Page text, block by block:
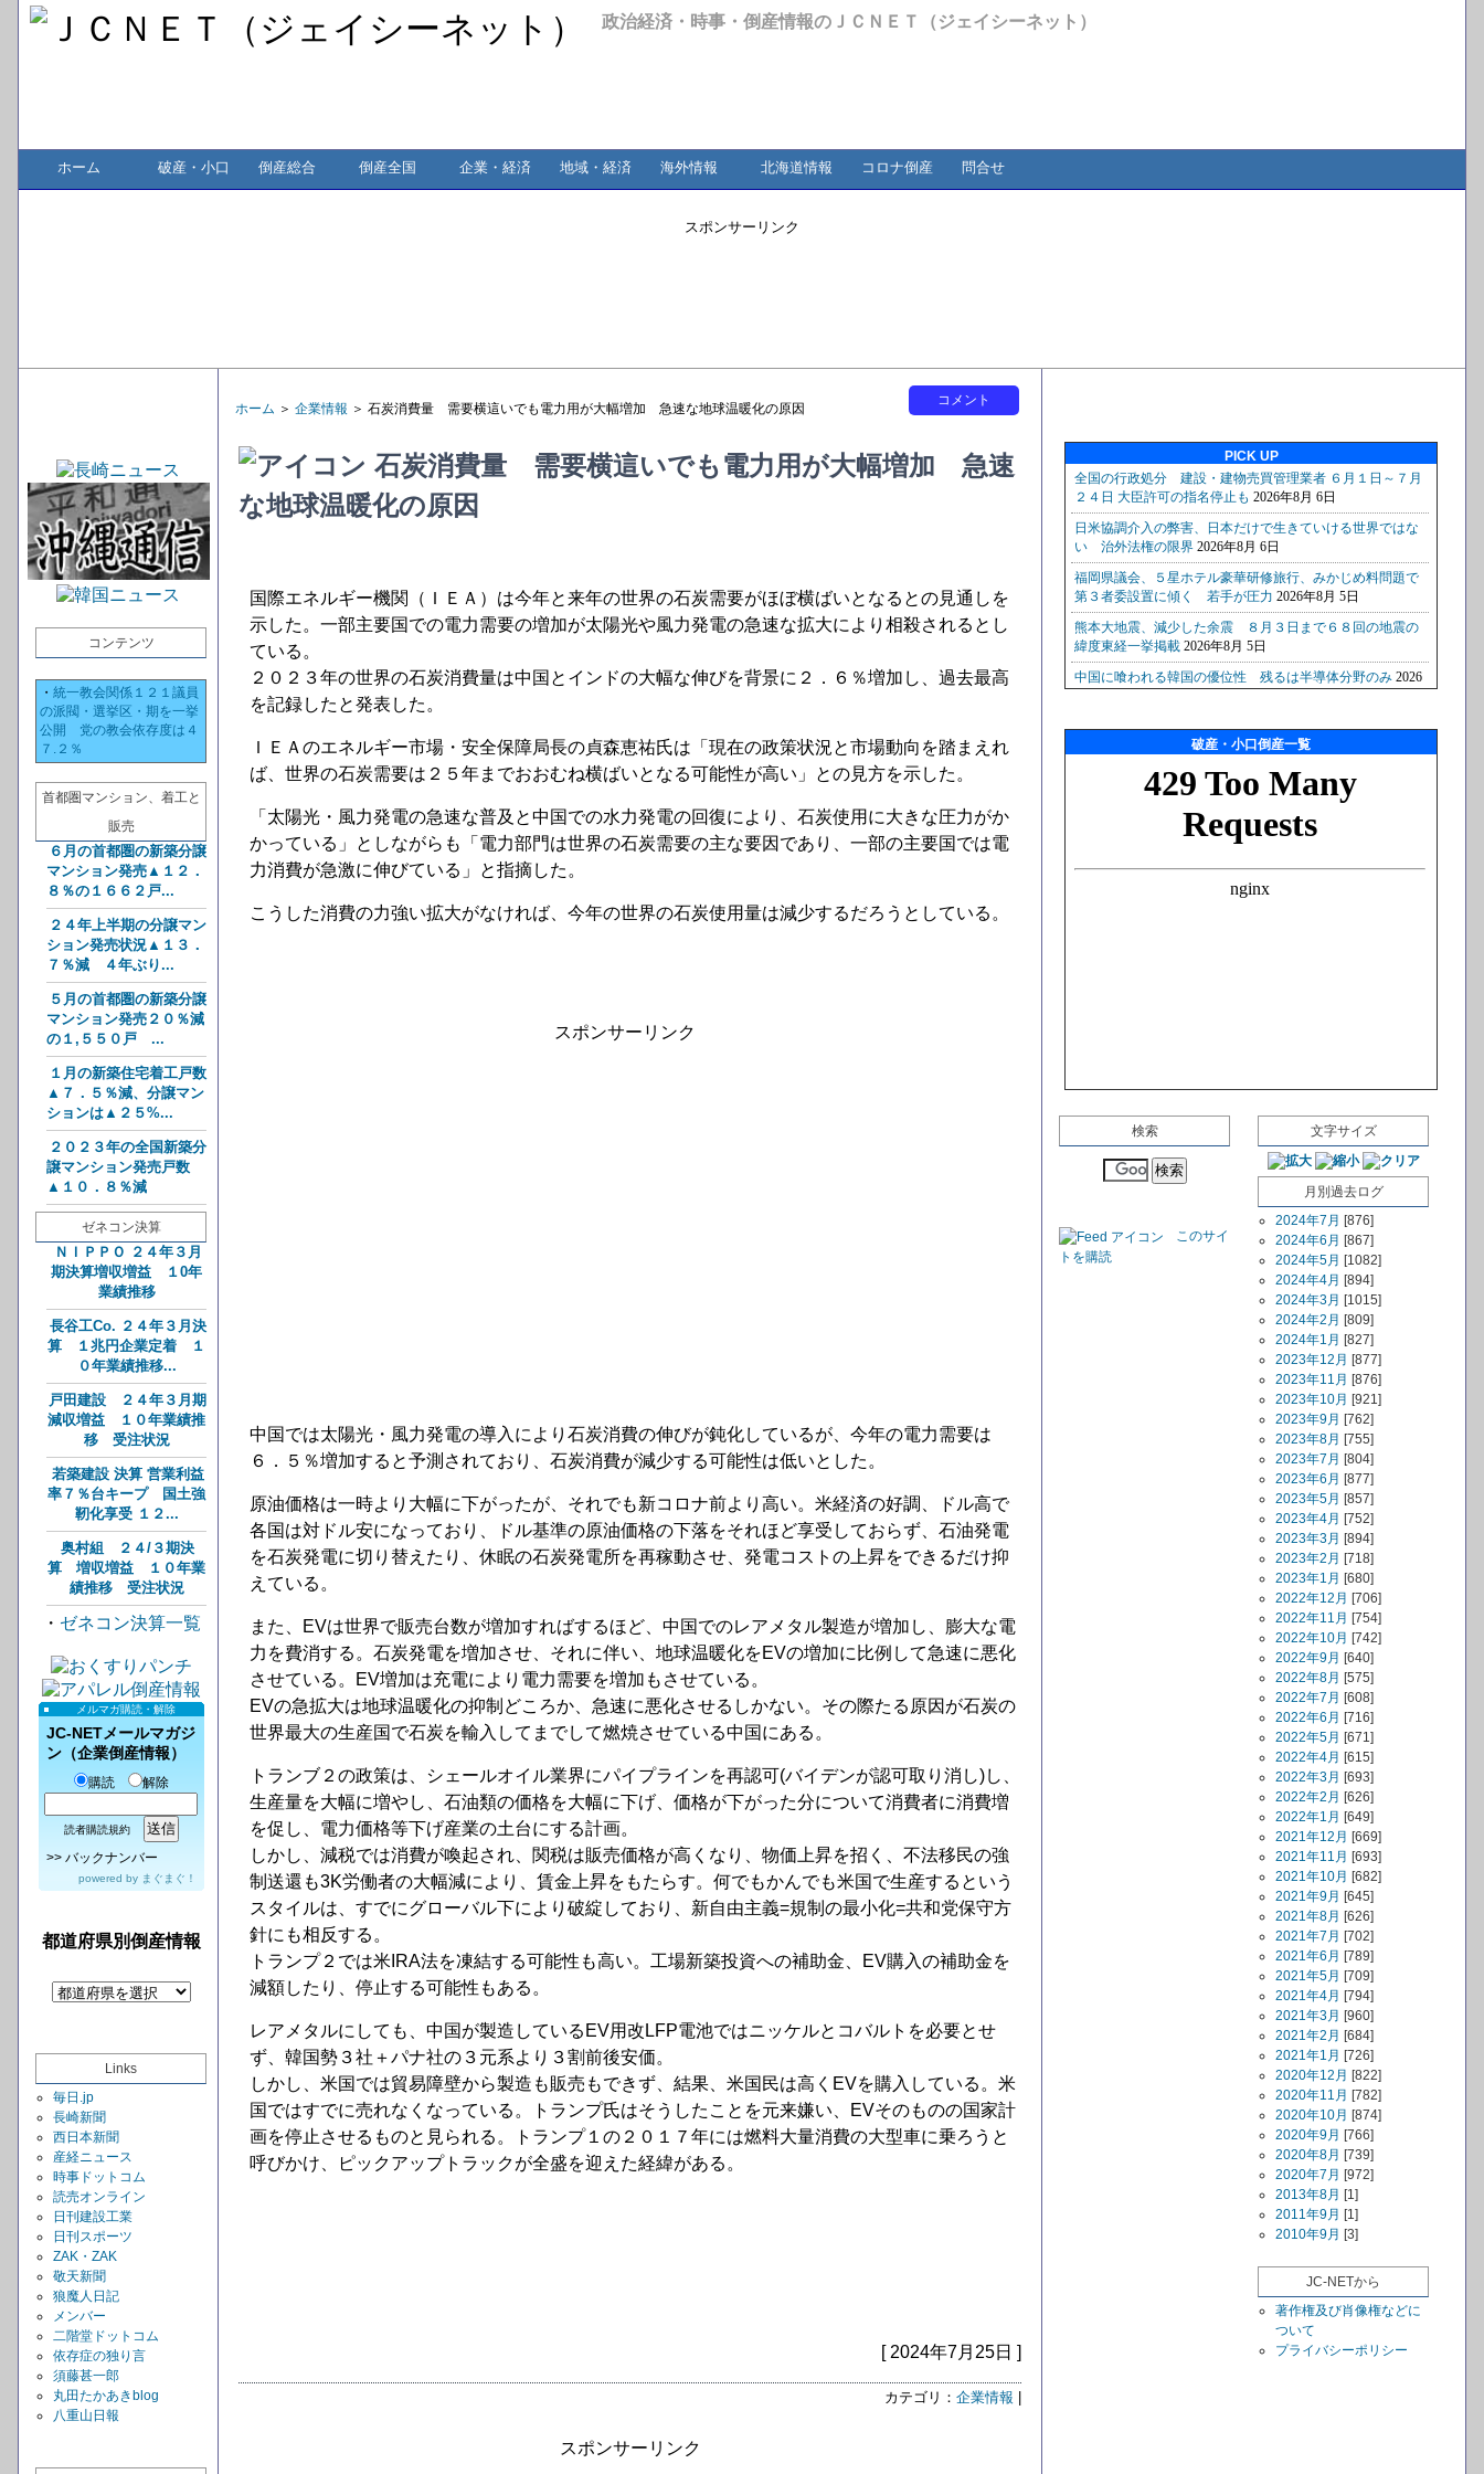
政治経済・時事・倒産情報のＪＣＮＥＴ（ジェイシーネット）
ホーム 破産・小口 倒産総合 倒産全国 企業・経済 地域・経済 海外情報 北海道情報 コロナ倒産 問合せ
スポンサーリンク
コンテンツ
・ 統一教会関係１２１議員
の派閥・選挙区・期を一挙
公開 党の教会依存度は４
７.２％
首都圏マンション、着工と
販売
６月の首都圏の新築分譲
マンション発売▲１２．
８％の１６６２戸...
２４年上半期の分譲マン
ション発売状況▲１３．
７％減 ４年ぶり...
５月の首都圏の新築分譲
マンション発売２０％減
の１,５５０戸 ...
１月の新築住宅着工戸数
▲７．５％減、分譲マン
ションは▲２５%...
２０２３年の全国新築分
譲マンション発売戸数
▲１０．８％減
ゼネコン決算
ＮＩＰＰＯ ２４年３月
期決算増収増益 １0年
業績推移
長谷工Co. ２４年３月決
算 １兆円企業定着 １
０年業績推移...
戸田建設 ２４年３月期
減収増益 １０年業績推
移 受注状況
若築建設 決算 営業利益
率７％台キープ 国土強
靭化享受 １２...
奥村組 ２４/３期決
算 増収増益 １０年業
績推移 受注状況
・ ゼネコン決算一覧
メルマガ購読・解除
JC-NETメールマガジ
ン（企業倒産情報）
購読 解除
読者購読規約
>> バックナンバー
powered by まぐまぐ！
都道府県別倒産情報
Links
毎日.jp
長崎新聞
西日本新聞
産経ニュース
時事ドットコム
読売オンライン
日刊建設工業
日刊スポーツ
ZAK・ZAK
敬天新聞
狼魔人日記
メンバー
二階堂ドットコム
依存症の独り言
須藤甚一郎
丸田たかあきblog
八重山日報
コメント
ホーム ＞ 企業情報 ＞ 石炭消費量 需要横這いでも電力用が大幅増加 急速な地球温暖化の原因
石炭消費量 需要横這いでも電力用が大幅増加 急速
な地球温暖化の原因
国際エネルギー機関（ＩＥＡ）は今年と来年の世界の石炭需要がほぼ横ばいとなるとの見通しを
示した。一部主要国での電力需要の増加が太陽光や風力発電の急速な拡大により相殺されるとし
ている。
２０２３年の世界の石炭消費量は中国とインドの大幅な伸びを背景に２．６％増加し、過去最高
を記録したと発表した。
ＩＥＡのエネルギー市場・安全保障局長の貞森恵祐氏は「現在の政策状況と市場動向を踏まえれ
ば、世界の石炭需要は２５年までおおむね横ばいとなる可能性が高い」との見方を示した。
「太陽光・風力発電の急速な普及と中国での水力発電の回復により、石炭使用に大きな圧力がか
かっている」としながらも「電力部門は世界の石炭需要の主な要因であり、一部の主要国では電
力消費が急激に伸びている」と指摘した。
こうした消費の力強い拡大がなければ、今年の世界の石炭使用量は減少するだろうとしている。
スポンサーリンク
中国では太陽光・風力発電の導入により石炭消費の伸びが鈍化しているが、今年の電力需要は
６．５％増加すると予測されており、石炭消費が減少する可能性は低いとした。
原油価格は一時より大幅に下がったが、それでも新コロナ前より高い。米経済の好調、ドル高で
各国は対ドル安になっており、ドル基準の原油価格の下落をそれほど享受しておらず、石油発電
を石炭発電に切り替えたり、休眠の石炭発電所を再稼動させ、発電コストの上昇をできるだけ抑
えている。
また、EVは世界で販売台数が増加すればするほど、中国でのレアメタル製造が増加し、膨大な電
力を費消する。石炭発電を増加させ、それに伴い、地球温暖化をEVの増加に比例して急速に悪化
させている。EV増加は充電により電力需要を増加もさせている。
EVの急拡大は地球温暖化の抑制どころか、急速に悪化させるしかない。その際たる原因が石炭の
世界最大の生産国で石炭を輸入してまでして燃焼させている中国にある。
トランブ２の政策は、シェールオイル業界にパイプラインを再認可(バイデンが認可取り消し)し、
生産量を大幅に増やし、石油類の価格を大幅に下げ、価格が下がった分について消費者に消費増
を促し、電力価格等下げ産業の土台にする計画。
しかし、減税では消費が喚起され、関税は販売価格が高くなり、物価上昇を招く、不法移民の強
制送還も3K労働者の大幅減により、賃金上昇をもたらす。何でもかんでも米国で生産するという
スタイルは、すでにグローバル下により破綻しており、新自由主義=規制の最小化=共和党保守方
針にも相反する。
トランプ２では米IRA法を凍結する可能性も高い。工場新築投資への補助金、EV購入の補助金を
減額したり、停止する可能性もある。
レアメタルにしても、中国が製造しているEV用改LFP電池ではニッケルとコバルトを必要とせ
ず、韓国勢３社＋パナ社の３元系より３割前後安価。
しかし、米国では貿易障壁から製造も販売もできず、結果、米国民は高くEVを購入している。米
国ではすでに売れなくなっている。トランプ氏はそうしたことを元来嫌い、EVそのものの国家計
画を停止させるものと見られる。トランプ１の２０１７年には燃料大量消費の大型車に乗ろうと
呼びかけ、ピックアップトラックが全盛を迎えた経緯がある。
[ 2024年7月25日 ]
カテゴリ： 企業情報
スポンサーリンク
PICK UP
破産・小口倒産一覧
検索
このサイ
トを購読
文字サイズ
月別過去ログ
2024年7月 [876]
2024年6月 [867]
2024年5月 [1082]
2024年4月 [894]
2024年3月 [1015]
2024年2月 [809]
2024年1月 [827]
2023年12月 [877]
2023年11月 [876]
2023年10月 [921]
2023年9月 [762]
2023年8月 [755]
2023年7月 [804]
2023年6月 [877]
2023年5月 [857]
2023年4月 [752]
2023年3月 [894]
2023年2月 [718]
2023年1月 [680]
2022年12月 [706]
2022年11月 [754]
2022年10月 [742]
2022年9月 [640]
2022年8月 [575]
2022年7月 [608]
2022年6月 [716]
2022年5月 [671]
2022年4月 [615]
2022年3月 [693]
2022年2月 [626]
2022年1月 [649]
2021年12月 [669]
2021年11月 [693]
2021年10月 [682]
2021年9月 [645]
2021年8月 [626]
2021年7月 [702]
2021年6月 [789]
2021年5月 [709]
2021年4月 [794]
2021年3月 [960]
2021年2月 [684]
2021年1月 [726]
2020年12月 [822]
2020年11月 [782]
2020年10月 [874]
2020年9月 [766]
2020年8月 [739]
2020年7月 [972]
2013年8月 [1]
2011年9月 [1]
2010年9月 [3]
JC-NETから
著作権及び肖像権などに
ついて
プライバシーポリシー